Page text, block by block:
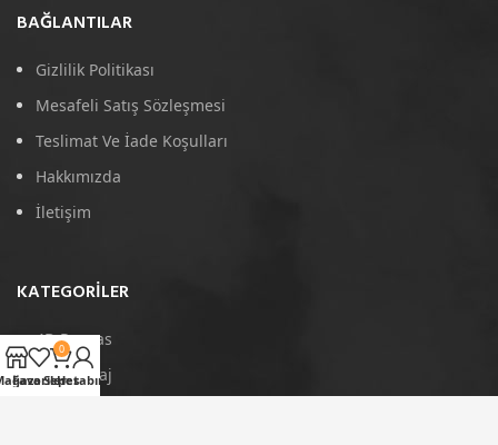
BAĞLANTILAR
Gizlilik Politikası
Mesafeli Satış Sözleşmesi
Teslimat Ve İade Koşulları
Hakkımızda
İletişim
KATEGORILER
4D Paspas
Port Bagaj
Favoriler
0
Sepet
Hesabım